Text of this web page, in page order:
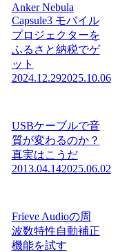
Anker Nebula
Capsule3 モバイル
プロジェクターを
ふるさと納税でゲ
ット
2024.12.292025.10.06
USBケーブルで音
質が変わるのか？
真実はこうだ
2013.04.142025.06.02
Frieve Audioの周
波数特性自動補正
機能を試す